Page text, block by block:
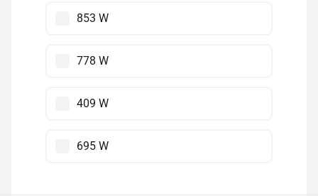
853 W
778 W
409 W
695 W